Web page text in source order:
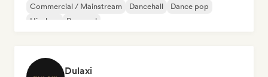
Commercial / Mainstream
Dancehall
Dance pop
Hip-hop
Pop soul
Dulaxi